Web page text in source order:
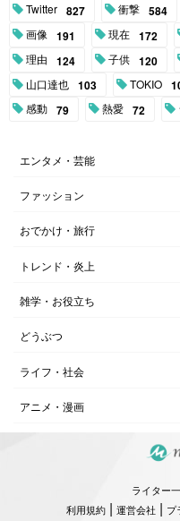
Twitter 827 衝撃 584
画像 191 現在 172
理由 124 子供 120
山口達也 103 TOKIO
感動 79 熱愛 72
エンタメ・芸能
ファッション
おでかけ・旅行
トレンド・炎上
雑学・お役立ち
どうぶつ
ライフ・社会
アニメ・漫画
ライター
利用規約 | 運営会社 | プ